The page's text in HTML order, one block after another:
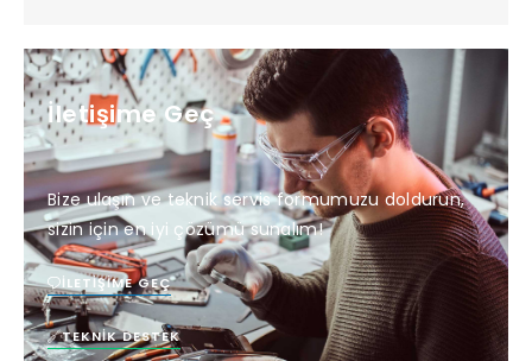
İletişime Geç
Bize ulaşın ve teknik servis formumuzu doldurun,
sizin için en iyi çözümü sunalım!
İLETIŞIME GEÇ
TEKNIK DESTEK